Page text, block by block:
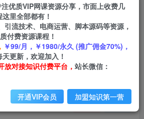
属 正文
生号带货·训练营5.0 月入
带货收益爆炸(更新)
站 关注 私信
优质VIP网课资源分享，市面上收费几
里全部都有！
引流技术、电商运营、脚本源码等资源，
付费资源课程！
￥99/月，￥1980/永久 (推广佣金70%)，
天更新，欢迎加入！
放对接知识付费平台， 站长微信：
开通VIP会员 加盟知识第一营